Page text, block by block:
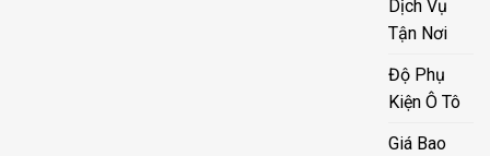
Dịch Vụ
Tận Nơi
Độ Phụ
Kiện Ô Tô
Giá Bao